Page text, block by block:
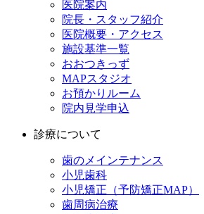
医院案内
院長・スタッフ紹介
医院概要・アクセス
施設基準一覧
おおつきっず
MAPスタジオ
お預かりルーム
院内見学申込
診療について
歯のメインテナンス
小児歯科
小児矯正（予防矯正MAP）
歯周病治療